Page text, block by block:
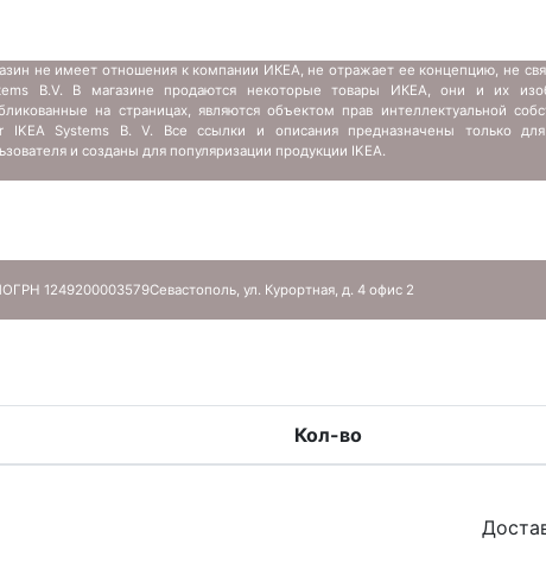
не имеет отношения к компании ИКЕА, не отражает ее концепцию, не
B.V. В магазине продаются некоторые товары ИКЕА, они и их
на страницах, являются объектом прав интеллектуальной
IKEA Systems B. V. Все ссылки и описания предназначены только для
и созданы для популяризации продукции IKEA.
ОГРН 1249200003579Севастополь, ул. Курортная, д. 4 офис 2
Кол-во